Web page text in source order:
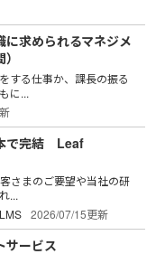
求められるマネジメ
する仕事か、課長の振る
に...
で完結 Leaf
さまのご要望や当社の研
...
2026/07/15更新
サービス